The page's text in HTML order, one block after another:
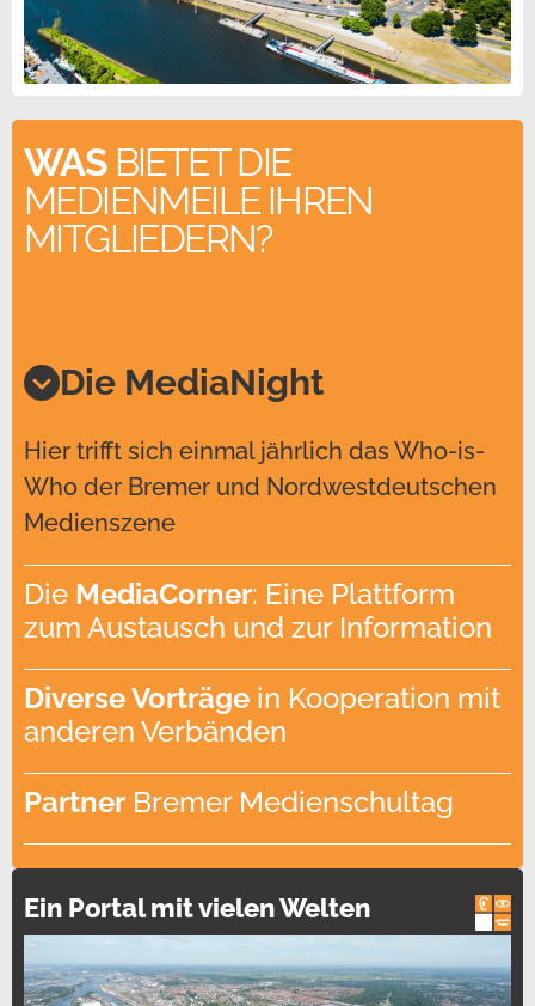
WASBIETET DIE
MEDIENMEILE IHREN
MITGLIEDERN?
Die MediaNight
Hier trifft sich einmal jährlich das Who-is-
Who der Bremer und Nordwestdeutschen
Medienszene
Die MediaCorner: Eine Plattform
zum Austausch und zur Information
Diverse Vorträge in Kooperation mit
anderen Verbänden
Partner Bremer Medienschultag
Ein Portal mit vielen Welten